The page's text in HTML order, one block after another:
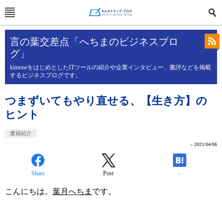
言の葉交差点「へちまのビジネスブロ
グ」
kintoneをはじめとしたITツールの紹介や企業インタビュー、書評などを掲載
するビジネスブログです。
つまずいてもやり直せる、【生き方】の
ヒント
書籍紹介
» 2021/04/06
Share Post -
こんにちは。 葉月へちま です。